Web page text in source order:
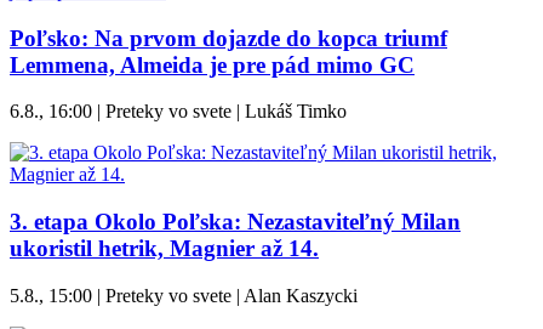
Poľsko: Na prvom dojazde do kopca triumf
Lemmena, Almeida je pre pád mimo GC
6.8., 16:00 | Preteky vo svete | Lukáš Timko
3. etapa Okolo Poľska: Nezastaviteľný Milan
ukoristil hetrik, Magnier až 14.
5.8., 15:00 | Preteky vo svete | Alan Kaszycki